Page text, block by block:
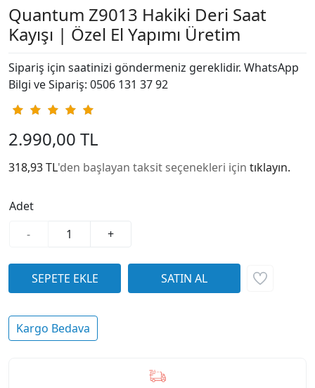
Quantum Z9013 Hakiki Deri Saat
Kayışı | Özel El Yapımı Üretim
Sipariş için saatinizi göndermeniz gereklidir. WhatsApp
Bilgi ve Sipariş: 0506 131 37 92
2.990,00 TL
318,93 TL'den başlayan taksit seçenekleri için tıklayın.
Adet
-
+
Kargo Bedava